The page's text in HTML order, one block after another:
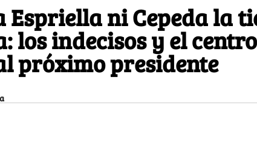
Espriella ni Cepeda la
los indecisos y el
próximo presidente